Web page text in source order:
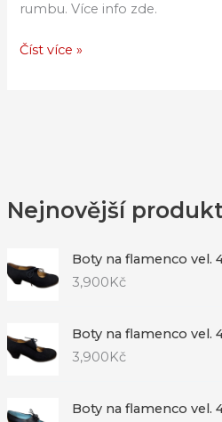
Nejnovější
Boty na flamenco vel.
3,900Kč
Boty na flamenco vel.
3,900Kč
Boty na flamenco vel.
rumbu. Více info zde.
Číst více »